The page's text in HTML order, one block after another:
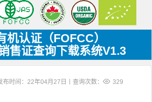
机认证（FOFCC）
售证查询下载系统V1.3
布时间：22年04月27日丨查询次数： 329